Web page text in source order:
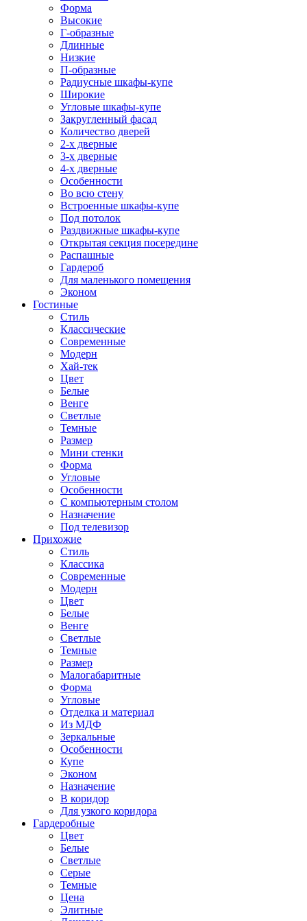
Форма
Высокие
Г-образные
Длинные
Низкие
П-образные
Радиусные шкафы-купе
Широкие
Угловые шкафы-купе
Закругленный фасад
Количество дверей
2-х дверные
3-х дверные
4-х дверные
Особенности
Во всю стену
Встроенные шкафы-купе
Под потолок
Раздвижные шкафы-купе
Открытая секция посередине
Распашные
Гардероб
Для маленького помещения
Эконом
Гостиные
Стиль
Классические
Современные
Модерн
Хай-тек
Цвет
Белые
Венге
Светлые
Темные
Размер
Мини стенки
Форма
Угловые
Особенности
С компьютерным столом
Назначение
Под телевизор
Прихожие
Стиль
Классика
Современные
Модерн
Цвет
Белые
Венге
Светлые
Темные
Размер
Малогабаритные
Форма
Угловые
Отделка и материал
Из МДФ
Зеркальные
Особенности
Купе
Эконом
Назначение
В коридор
Для узкого коридора
Гардеробные
Цвет
Белые
Светлые
Серые
Темные
Цена
Элитные